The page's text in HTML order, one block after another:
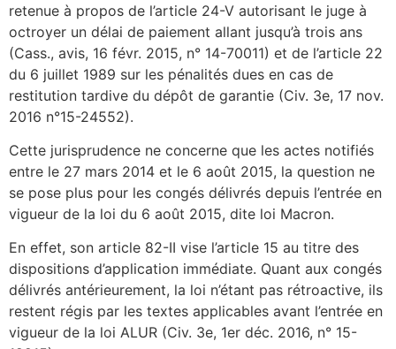
retenue à propos de l’article 24-V autorisant le juge à
octroyer un délai de paiement allant jusqu’à trois ans
(Cass., avis, 16 févr. 2015, n° 14-70011) et de l’article 22
du 6 juillet 1989 sur les pénalités dues en cas de
restitution tardive du dépôt de garantie (Civ. 3e, 17 nov.
2016 n°15-24552).
Cette jurisprudence ne concerne que les actes notifiés
entre le 27 mars 2014 et le 6 août 2015, la question ne
se pose plus pour les congés délivrés depuis l’entrée en
vigueur de la loi du 6 août 2015, dite loi Macron.
En effet, son article 82-II vise l’article 15 au titre des
dispositions d’application immédiate. Quant aux congés
délivrés antérieurement, la loi n’étant pas rétroactive, ils
restent régis par les textes applicables avant l’entrée en
vigueur de la loi ALUR (Civ. 3e, 1er déc. 2016, n° 15-